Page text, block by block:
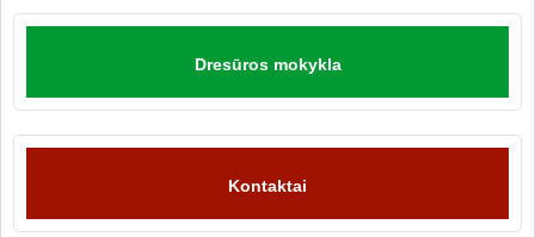
Dresūros mokykla
Kontaktai